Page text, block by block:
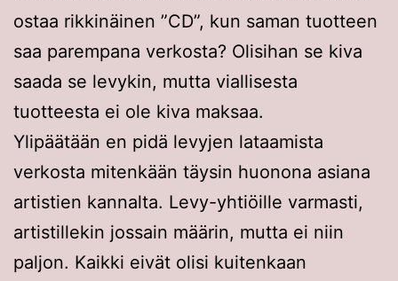
ostaa rikkinäinen ”CD”, kun saman tuotteen
saa parempana verkosta? Olisihan se kiva
saada se levykin, mutta viallisesta
tuotteesta ei ole kiva maksaa.
Ylipäätään en pidä levyjen lataamista
verkosta mitenkään täysin huonona asiana
artistien kannalta. Levy-yhtiöille varmasti,
artistillekin jossain määrin, mutta ei niin
paljon. Kaikki eivät olisi kuitenkaan